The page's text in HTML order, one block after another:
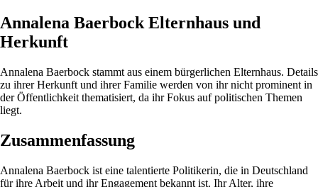
Annalena Baerbock Elternhaus und
Herkunft
Annalena Baerbock stammt aus einem bürgerlichen Elternhaus. Details
zu ihrer Herkunft und ihrer Familie werden von ihr nicht prominent in
der Öffentlichkeit thematisiert, da ihr Fokus auf politischen Themen
liegt.
Zusammenfassung
Annalena Baerbock ist eine talentierte Politikerin, die in Deutschland
für ihre Arbeit und ihr Engagement bekannt ist. Ihr Alter, ihre